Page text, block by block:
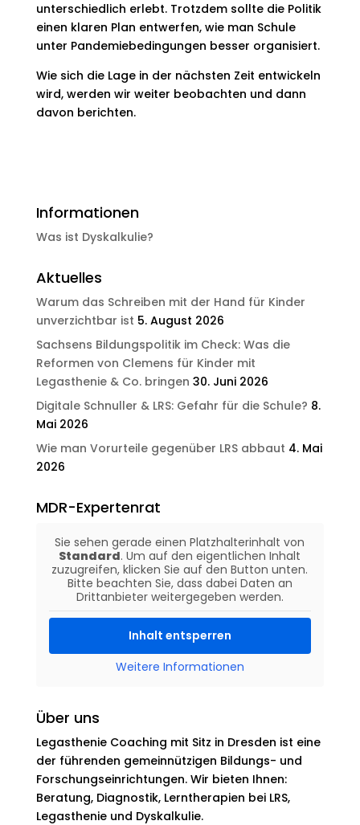
unterschiedlich erlebt. Trotzdem sollte die Politik
einen klaren Plan entwerfen, wie man Schule
unter Pandemiebedingungen besser organisiert.
Wie sich die Lage in der nächsten Zeit entwickeln
wird, werden wir weiter beobachten und dann
davon berichten.
Informationen
Was ist Dyskalkulie?
Aktuelles
Warum das Schreiben mit der Hand für Kinder
unverzichtbar ist 5. August 2026
Sachsens Bildungspolitik im Check: Was die
Reformen von Clemens für Kinder mit
Legasthenie & Co. bringen 30. Juni 2026
Digitale Schnuller & LRS: Gefahr für die Schule? 8.
Mai 2026
Wie man Vorurteile gegenüber LRS abbaut 4. Mai
2026
MDR-Expertenrat
Sie sehen gerade einen Platzhalterinhalt von
Standard. Um auf den eigentlichen Inhalt
zuzugreifen, klicken Sie auf den Button unten.
Bitte beachten Sie, dass dabei Daten an
Drittanbieter weitergegeben werden.
Inhalt entsperren
Weitere Informationen
Über uns
Legasthenie Coaching mit Sitz in Dresden ist eine
der führenden gemeinnützigen Bildungs- und
Forschungseinrichtungen. Wir bieten Ihnen:
Beratung, Diagnostik, Lerntherapien bei LRS,
Legasthenie und Dyskalkulie.